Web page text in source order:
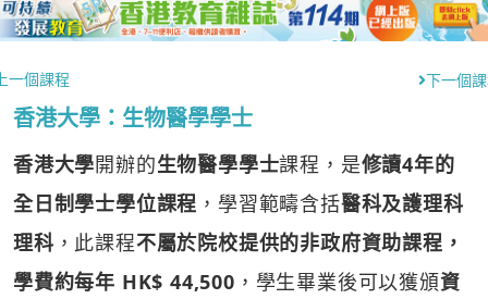
一個課程 下一個
香港大學：生物醫學學士
香港大學開辦的生物醫學學士課程，是修讀4年的
全日制學士學位課程 ，學習範疇含括醫科及護理科
理科 ，此課程不屬於院校提供的非政府資助課程，
學費約每年 HK$ 44,500 ，學生畢業後可以獲頒資